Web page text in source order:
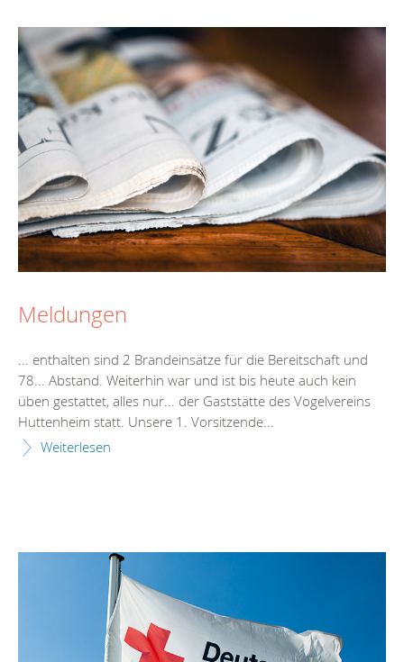
Meldungen
... enthalten sind 2 Brandeinsätze für die Bereitschaft und
78... Abstand. Weiterhin war und ist bis heute auch kein
üben gestattet, alles nur... der Gaststätte des Vogelvereins
Huttenheim statt. Unsere 1. Vorsitzende...
Weiterlesen